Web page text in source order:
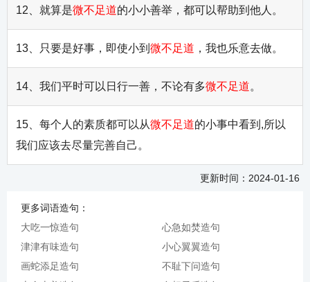
12、就算是微不足道的小小善举，都可以帮助到他人。
13、只要是好事，即使小到 微不足道 ，我也乐意去做。
14、我们平时可以日行一善，不论有多微不足道。
15、每个人的素质都可以从微不足道的小事中看到,所以
我们应该去尽量完善自己。
更新时间：2024-01-16
更多词语造句：
大吃一惊造句
心急如焚造句
津津有味造句
小心翼翼造句
画蛇添足造句
不耻下问造句